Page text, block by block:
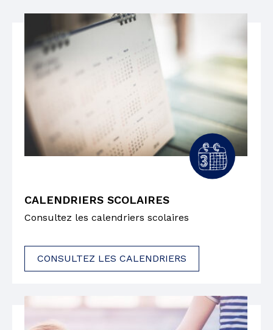
CALENDRIERS SCOLAIRES
Consultez les calendriers scolaires
CONSULTEZ LES CALENDRIERS